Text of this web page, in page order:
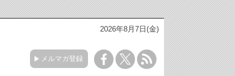
2026年8月7日(金)
メルマガ登録